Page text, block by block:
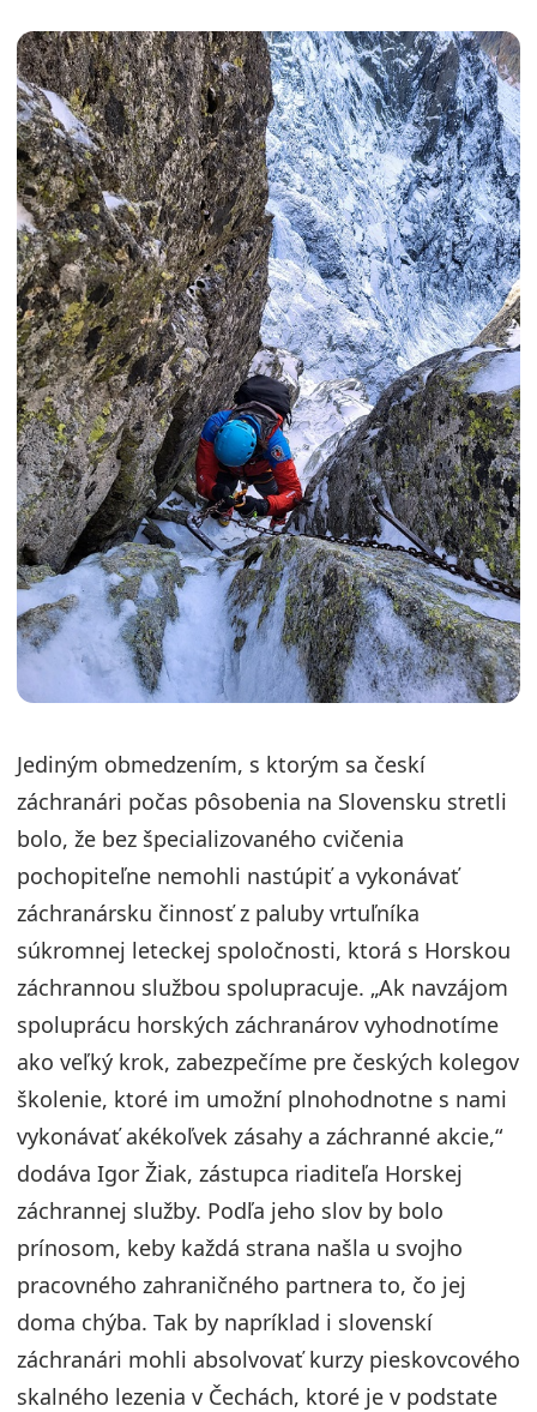
Jediným obmedzením, s ktorým sa českí
záchranári počas pôsobenia na Slovensku stretli
bolo, že bez špecializovaného cvičenia
pochopiteľne nemohli nastúpiť a vykonávať
záchranársku činnosť z paluby vrtuľníka
súkromnej leteckej spoločnosti, ktorá s Horskou
záchrannou službou spolupracuje. „Ak navzájom
spoluprácu horských záchranárov vyhodnotíme
ako veľký krok, zabezpečíme pre českých kolegov
školenie, ktoré im umožní plnohodnotne s nami
vykonávať akékoľvek zásahy a záchranné akcie,“
dodáva Igor Žiak, zástupca riaditeľa Horskej
záchrannej služby. Podľa jeho slov by bolo
prínosom, keby každá strana našla u svojho
pracovného zahraničného partnera to, čo jej
doma chýba. Tak by napríklad i slovenskí
záchranári mohli absolvovať kurzy pieskovcového
skalného lezenia v Čechách, ktoré je v podstate